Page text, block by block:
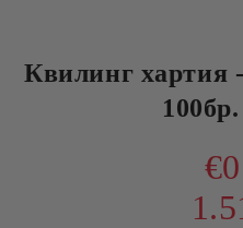
Квилинг хартия